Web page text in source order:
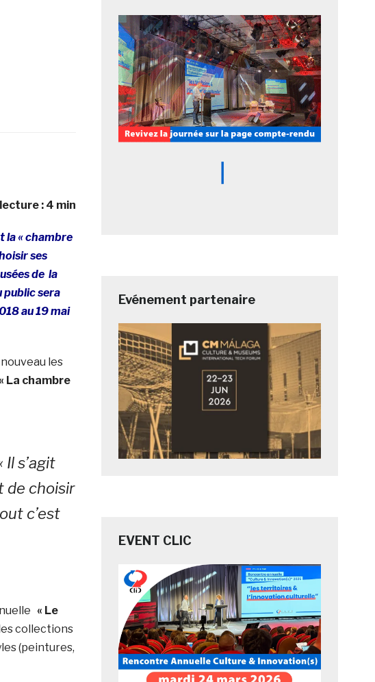
: 4 min
la « chambre
ses
de la
public sera
au 19 mai
les
La chambre
Il s’agit
de choisir
c’est
« Le
collections
(peintures,
Evénement partenaire
EVENT CLIC